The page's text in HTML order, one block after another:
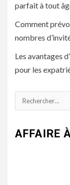
parfait à tout
Comment
nombres
Les avantages
pour les
Rechercher :
AFFAIRE